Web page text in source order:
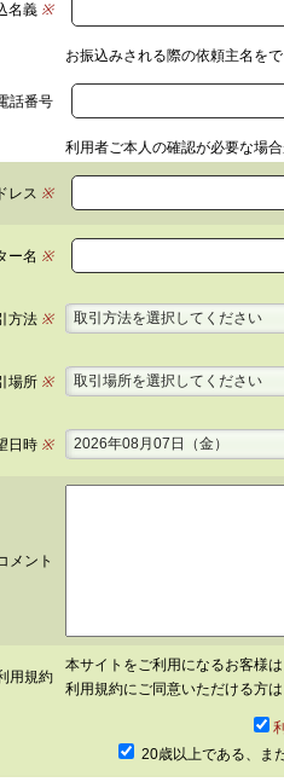
名義※
お振込みされる際の依頼主名を
話番号
利用者ご本人の確認が必要な場
レス ※
ー名 ※
方法※ 取引方法を選択してください
場所※ 取引場所を選択してください
日時※ 2026年08月07日（金）
メント
用規約
本サイトをご利用になるお客様
利用規約にご同意いただける方
20歳以上である、ま